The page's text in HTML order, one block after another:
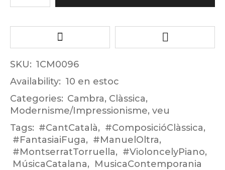
SKU: 1CM0096
Availability: 10 en estoc
Categories: Cambra, Clàssica,
Modernisme/Impressionisme, veu
Tags: #CantCatalà, #ComposicióClàssica,
#FantasiaiFuga, #ManuelOltra,
#MontserratTorruella, #VioloncelyPiano,
MúsicaCatalana, MusicaContemporania